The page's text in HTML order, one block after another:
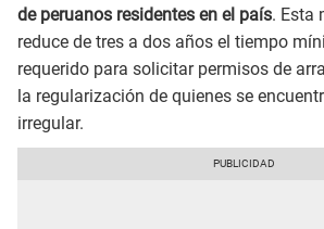
de peruanos residentes en el país. Esta
reduce de tres a dos años el tiempo
requerido para solicitar permisos de
la regularización de quienes se
irregular.